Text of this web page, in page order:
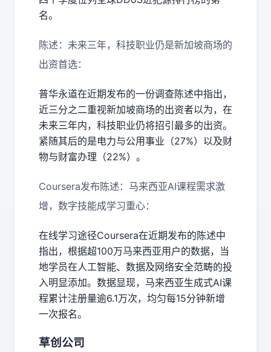
名。
陈述：未来三年，科技职业仍是新加坡商场的
出资首选：
普华永道在近期发布的一份调查陈述中指出，
近三分之二重视新加坡商场的出资者以为，在
未来三年内，科技职业仍将招引最多的出资。
紧随其后的是电力与公用事业（27%）以及财
物与财富办理（22%）。
Coursera发布陈述：马来西亚AI课程需求激
增，数字技能成学习重心：
在线学习途径Coursera在近期发布的陈述中
指出，根据超100万马来西亚用户的数据，当
地学员在人工智能、数据及网络安全范畴的投
入明显添加。数据显现，马来西亚生成式AI课
程累计注册量逾6.1万次，均匀每15分钟新增
一次报名。
草创公司